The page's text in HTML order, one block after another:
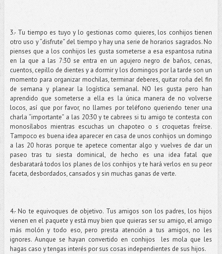
3.- Tu tiempo es tuyo y lo gestionas como quieres, los conhijos tienen
otro uso y “disfrute” del tiempo y hay una serie de horarios sagrados. No
pienses que a los conhijos les gusta someterse a esa espantosa rutina
en la que a las 7:30 se entra en un agujero negro de baños, cenas,
cuentos, cepillo de dientes y a dormir y los domingos por la tarde son un
momento para organizar mochilas, terminar deberes, quitar roña del fin
de semana y planear la logística semanal. NO les gusta pero han
aprendido que someterse a ella es la única manera de no volverse
locos, así que por favor, no llames por teléfono queriendo tener una
charla “importante” a las 20:30 y te cabrees si tu amigo te contesta con
monosílabos mientras escuchas un chapoteo o s croquetas freírse.
Tampoco es buena idea aparecer en casa de unos conhijos un domingo
a las 20 horas porque te apetece comentar algo y vuelves de dar un
paseo tras tu siesta dominical, de hecho es una idea fatal que
desbaratará todos los planes de los conhijos y te hará verlos en su peor
faceta, desbordados, cansados y sin muchas ganas de verte.
4.- No te equivoques de objetivo. Tus amigos son los padres, los hijos
vienen en el paquete y está muy bien que quieras ser su amigo, el amigo
más molón y todo eso, pero presta atención a tus amigos, no les
ignores. Aunque se hayan convertido en conhijos les mola que les
hagas caso y tengas interés por sus cosas independientes de sus hijos.